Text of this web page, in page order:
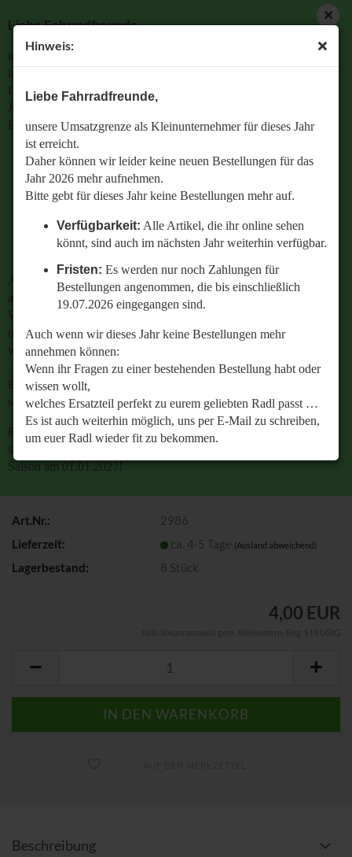
Hinweis:
Liebe Fahrradfreunde,
unsere Umsatzgrenze als Kleinunternehmer für dieses Jahr
ist erreicht.
Daher können wir leider keine neuen Bestellungen für das
Jahr 2026 mehr aufnehmen.
Bitte gebt für dieses Jahr keine Bestellungen mehr auf.
Verfügbarkeit: Alle Artikel, die ihr online sehen
könnt, sind auch im nächsten Jahr weiterhin verfügbar.
Fristen: Es werden nur noch Zahlungen für
Bestellungen angenommen, die bis einschließlich
19.07.2026 eingegangen sind.
Auch wenn wir dieses Jahr keine Bestellungen mehr
annehmen können:
Wenn ihr Fragen zu einer bestehenden Bestellung habt oder
wissen wollt,
welches Ersatzteil perfekt zu eurem geliebten Radl passt …
Es ist auch weiterhin möglich, uns per E-Mail zu schreiben,
um euer Radl wieder fit zu bekommen.
Retrobike wünscht euch eine gesunde Radlzeit und freut
Liebe Fahrradfreunde,
unsere Umsatzgrenze als Kleinunternehmer für dieses Jahr
ist erreicht.
Daher können wir leider keine neuen Bestellungen für das
Jahr 2026 mehr aufnehmen.
Bitte gebt für dieses Jahr keine Bestellungen mehr auf.
Verfügbarkeit: Alle Artikel, die ihr online sehen
könnt, sind auch im nächsten Jahr weiterhin
verfügbar.
Bestellungen angenommen, die bis einschließlich
19.07.2026 eingegangen sind.
Auch wenn wir dieses Jahr keine Bestellungen mehr
annehmen können:
Wenn ihr Fragen zu einer bestehenden Bestellung habt
oder wissen wollt,
welches Ersatzteil perfekt zu eurem geliebten Radl passt
…
Es ist auch weiterhin möglich, uns per E-Mail zu
schreiben, um euer Radl wieder fit zu bekommen.
Retrobike wünscht euch eine gesunde Radlzeit und freut
sich schon jetzt auf den gemeinsamen Start in die neue
Saison am 01.01.2027!
« Erster « zurück weiter »
Letzter »
Artikel in dieser Kategorie
Seitenständer Hinterbauständer Fahrradständer frei
wählbar
Art.Nr.:
2986
Lieferzeit:
ca. 4-5 Tage (Ausland abweichend)
Lagerbestand: 8 Stück
4,00 EUR
Beschreibung